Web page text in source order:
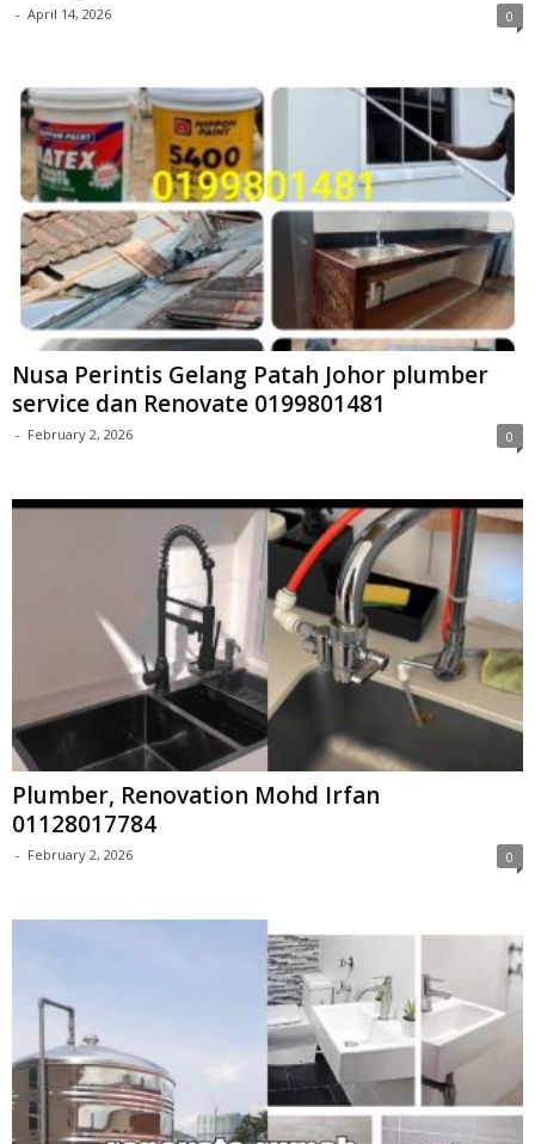
- April 14, 2026 0
Nusa Perintis Gelang Patah Johor plumber
service dan Renovate 0199801481
- February 2, 2026 0
Plumber, Renovation Mohd Irfan
01128017784
- February 2, 2026 0